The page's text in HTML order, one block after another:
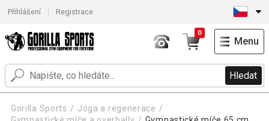
Přihlášení Registrace
Hledat
0
Menu
Gorilla Sports
Jóga a regenerace